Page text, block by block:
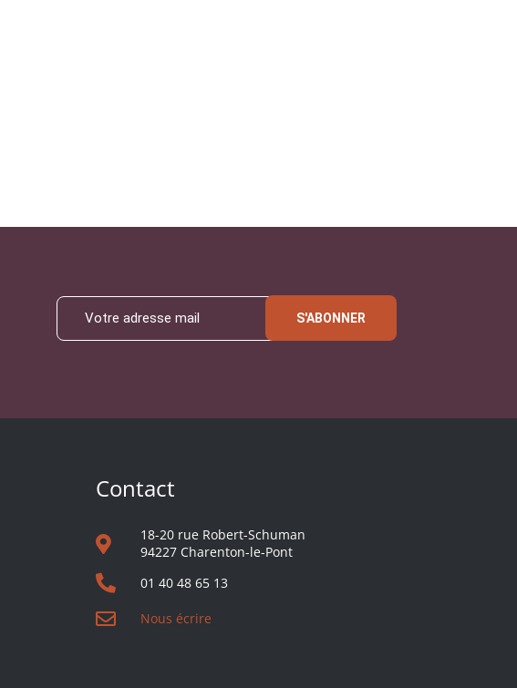
S'ABONNER
Contact
18-20 rue Robert-Schuman
94227 Charenton-le-Pont
01 40 48 65 13
Nous écrire